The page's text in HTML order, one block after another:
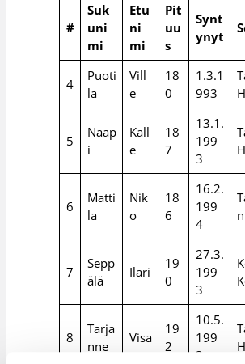
#
Suk
uni
mi
Etu
ni
mi
Pit
uu
s
Synt
ynyt
4
Puoti
la
Vill
e
18
0
1.3.1
993
5
Naap
i
Kall
e
18
7
13.1.
199
3
6
Matti
la
Nik
o
18
6
16.2.
199
4
7
Sepp
älä
Ilari
19
0
27.3.
199
3
8
Tarja
nne
Visa
19
2
10.5.
199
3